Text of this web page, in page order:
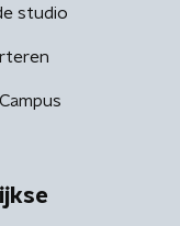
studio